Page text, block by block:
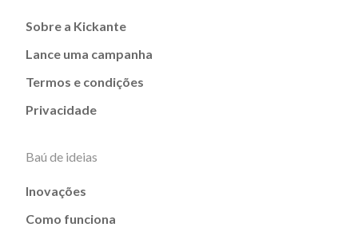
Sobre a Kickante
Lance uma campanha
Termos e condições
Privacidade
Baú de ideias
Inovações
Como funciona